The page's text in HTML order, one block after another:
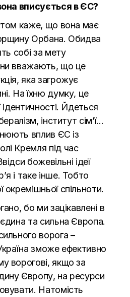
вписується в ЄС?
каже, що вона має
Орбана. Обидва
собі за мету
вважають, що це
яка загрожує
На їхню думку, це
ідентичності. Йдеться
інститут сімʼї…
вплив ЄС із
Кремля під час
божевільні ідеї
і таке інше. Тобто
окремішньої спільноти.
бо ми зацікавлені в
та сильна Європа.
ворога –
зможе ефективно
ворогові, якщо за
Європу, на ресурси
Натомість